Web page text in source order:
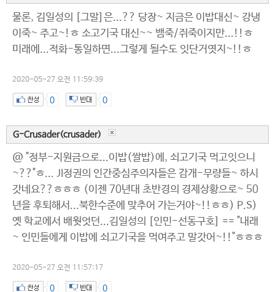
물론, 김일성의 [그말]은...?? 당장~ 지금은 이밥대신~ 강냉
이죽~ 주고~!ㅎ 소고기국 대신~~ 뱀죽/쥐죽이지만...!!ㅎ
미래에...적화-통일하면...그렇게 될수도 잇단거엿지~!!ㅎ
2020-05-27 오전 11:59:39
0 0
G-Crusader(crusader)
@ "정부-지원금으로...이밥(쌀밥)에, 쇠고기국 먹고잇으니
~??"ㅎ... JI정권의 인간중심주의자들은 감개-무량들~ 하시
갓네요??ㅎㅎㅎ (이젠 70년대 초반경의 경제상황으로~ 50
년을 후퇴해서...북한수준에 맞추어 가는거야~!!ㅎㅎ) P.S)
옛 학교에서 배웟엇던...김일성의 [인민-선동구호] == "내래
~ 인민들에게 이밥에 쇠고기국을 먹여주고 말갓어~!!"ㅎㅎㅎ
2020-05-27 오전 11:57:17
0 0